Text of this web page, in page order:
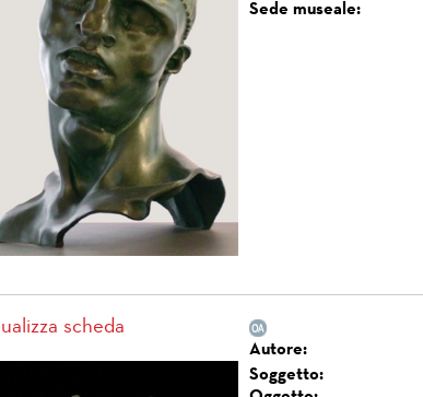
Sede museale:
scheda
Autore:
Soggetto: